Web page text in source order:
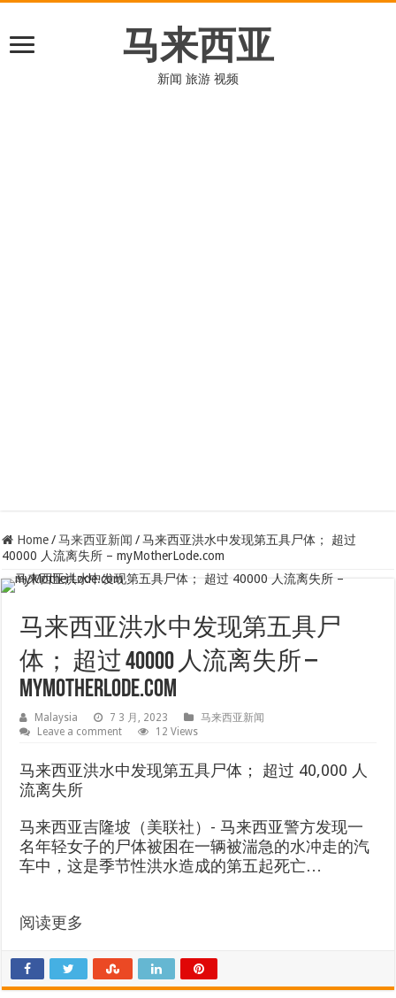
马来西亚
新闻 旅游 视频
Home / 马来西亚新闻 / 马来西亚洪水中发现第五具尸体； 超过
40000 人流离失所 – myMotherLode.com
马来西亚洪水中发现第五具尸
体； 超过 40000 人流离失所 –
myMotherLode.com
Malaysia 7 3 月, 2023
马来西亚新闻
Leave a comment
12 Views
马来西亚洪水中发现第五具尸体； 超过 40,000 人
流离失所
马来西亚吉隆坡（美联社）- 马来西亚警方发现一
名年轻女子的尸体被困在一辆被湍急的水冲走的汽
车中，这是季节性洪水造成的第五起死亡…
阅读更多